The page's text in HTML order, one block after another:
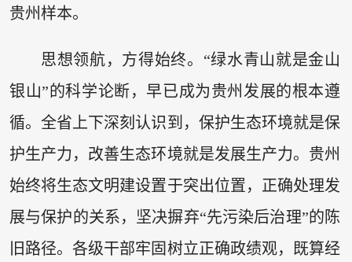
贵州样本。
思想领航，方得始终。“绿水青山就是金山
银山”的科学论断，早已成为贵州发展的根本遵
循。全省上下深刻认识到，保护生态环境就是保
护生产力，改善生态环境就是发展生产力。贵州
始终将生态文明建设置于突出位置，正确处理发
展与保护的关系，坚决摒弃“先污染后治理”的陈
旧路径。各级干部牢固树立正确政绩观，既算经